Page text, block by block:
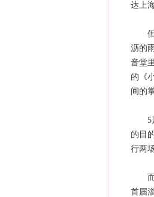
达上
但是
沥的
音堂
的《
间的
5月
的目
行两
而4
首届